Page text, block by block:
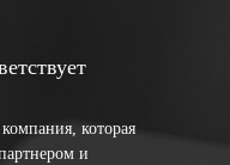
которая
и